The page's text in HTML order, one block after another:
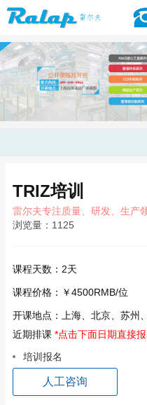
TRIZ培训
雷尔夫专注质量、研发、生产
浏览量： 1125
课程天数： 2天
课程价格： ￥4500RMB/位
开课地点：
上海、北京、苏州
近期排课 *点击下面日期直接报
培训报名
人工咨询